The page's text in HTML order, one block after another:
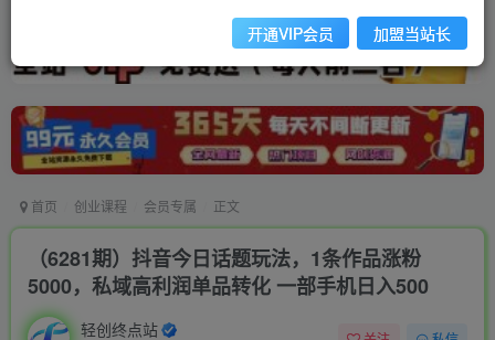
首页 创业课程 会员专属 正文
（6281期）抖音今日话题玩法，1条作品涨粉
5000，私域高利润单品转化 一部手机日入500
轻创终点站
开通VIP会员 加盟当站长